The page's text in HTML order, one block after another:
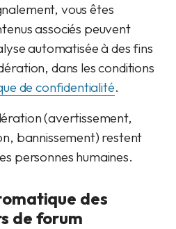
vous êtes
associés peuvent
automatisée à des fins
dans les conditions
de confidentialité.
(avertissement,
bannissement) restent
personnes humaines.
des
de forum